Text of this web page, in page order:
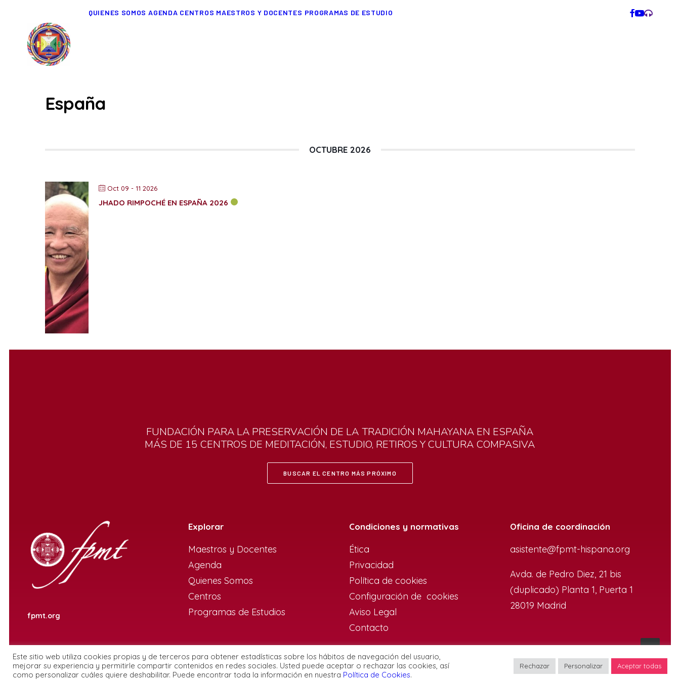
QUIENES SOMOS AGENDA CENTROS MAESTROS Y DOCENTES PROGRAMAS DE ESTUDIO
España
OCTUBRE 2026
Oct 09 - 11 2026
JHADO RIMPOCHÉ EN ESPAÑA 2026
FUNDACIÓN PARA LA PRESERVACIÓN DE LA TRADICIÓN MAHAYANA EN ESPAÑA
MÁS DE 15 CENTROS DE MEDITACIÓN, ESTUDIO, RETIROS Y CULTURA COMPASIVA
BUSCAR EL CENTRO MÁS PRÓXIMO
fpmt.org
Explorar
Maestros y Docentes
Agenda
Quienes Somos
Centros
Programas de Estudios
Condiciones y normativas
Ética
Privacidad
Política de cookies
Configuración de cookies
Aviso Legal
Contacto
Oficina de coordinación
asistente@fpmt-hispana.org
Avda. de Pedro Diez, 21 bis
(duplicado) Planta 1, Puerta 1
28019 Madrid
Este sitio web utiliza cookies propias y de terceros para obtener estadísticas sobre los hábitos de navegación del usuario,
mejorar su experiencia y permitirle compartir contenidos en redes sociales. Usted puede aceptar o rechazar las cookies, así
como personalizar cuáles quiere deshabilitar. Puede encontrar toda la información en nuestra Política de Cookies.
Rechazar Personalizar Aceptar todas